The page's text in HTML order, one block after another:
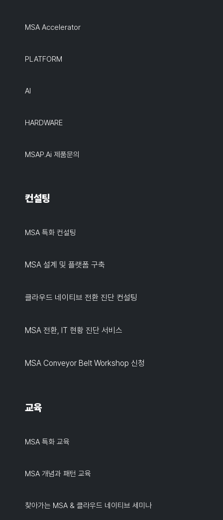
MSA Accelerator
PLATFORM
AI
HARDWARE
MSAP.ai 제품문의
컨설팅
MSA 특화 컨설팅
MSA 설계 및 플랫폼 구축
클라우드 네이티브 전환 진단 컨설팅
MSA 전환, IT 현황 진단 서비스
MSA Conveyor Belt Workshop 신청
교육
MSA 특화 교육
MSA 개념과 패턴 교육
찾아가는 MSA & 클라우드 네이티브 세미나